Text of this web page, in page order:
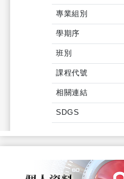
專業組別
學期序
班別
課程代號
相關連結
SDGS